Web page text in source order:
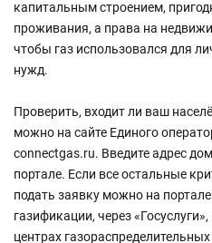
капитальным строением,
проживания, а права на
чтобы газ использовался для
нужд.
Проверить, входит ли ваш
можно на сайте Единого
connectgas.ru. Введите адрес
портале. Если все остальные
подать заявку можно на
газификации, через
центрах